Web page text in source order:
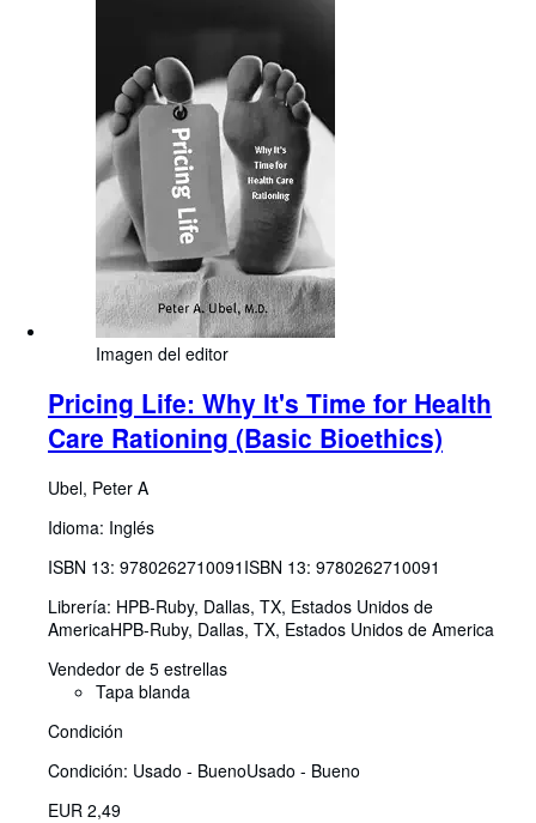
Imagen del editor
Pricing Life: Why It's Time for Health
Care Rationing (Basic Bioethics)
Ubel, Peter A
Idioma: Inglés
ISBN 13: 9780262710091 ISBN 13: 9780262710091
Librería: HPB-Ruby, Dallas, TX, Estados Unidos de
AmericaHPB-Ruby, Dallas, TX, Estados Unidos de America
Vendedor de 5 estrellas
Tapa blanda
Condición
Condición: Usado - BuenoUsado - Bueno
EUR 2,49